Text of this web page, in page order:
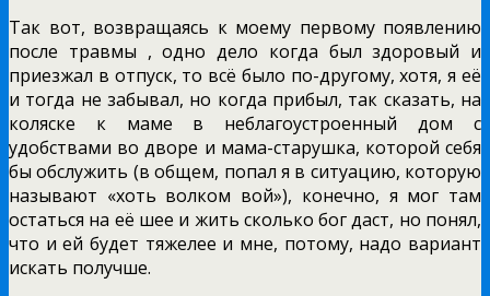
Так вот, возвращаясь к моему первому появлению
после травмы , одно дело когда был здоровый и
приезжал в отпуск, то всё было по-другому, хотя, я её
и тогда не забывал, но когда прибыл, так сказать, на
коляске к маме в неблагоустроенный дом с
удобствами во дворе и мама-старушка, которой себя
бы обслужить (в общем, попал я в ситуацию, которую
называют «хоть волком вой»), конечно, я мог там
остаться на её шее и жить сколько бог даст, но понял,
что и ей будет тяжелее и мне, потому, надо вариант
искать получше.